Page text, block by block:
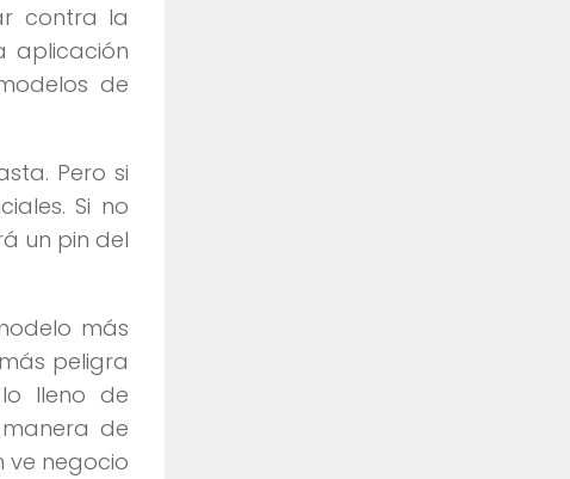
contra la
aplicación
de
Pero si
Si no
un pin del
más
peligra
lleno de
de
negocio